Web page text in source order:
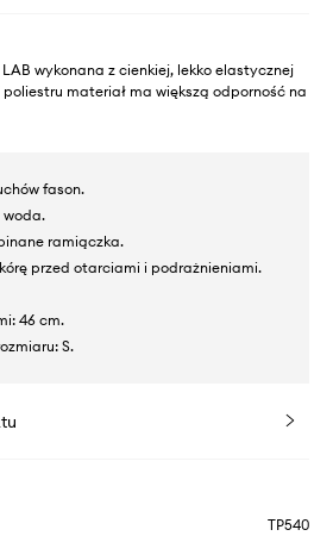
wykonana z cienkiej, lekko elastycznej
materiał ma większą odporność na
fason.
woda.
ramiączka.
przed otarciami i podrażnieniami.
46 cm.
S.
TP540